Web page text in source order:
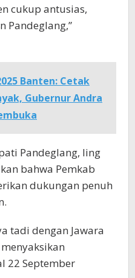
cukup antusias,
Pandeglang,”
Banten: Cetak
Gubernur Andra
Pandeglang, Iing
bahwa Pemkab
dukungan penuh
tadi dengan Jawara
22 September